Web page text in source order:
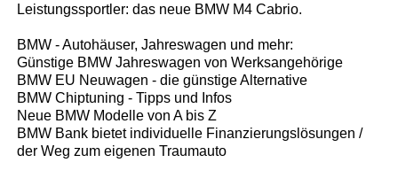
Leistungssportler: das neue BMW M4 Cabrio.
BMW - Autohäuser, Jahreswagen und mehr:
Günstige BMW Jahreswagen von Werksangehörige
BMW EU Neuwagen - die günstige Alternative
BMW Chiptuning - Tipps und Infos
Neue BMW Modelle von A bis Z
BMW Bank bietet individuelle Finanzierungslösungen /
der Weg zum eigenen Traumauto